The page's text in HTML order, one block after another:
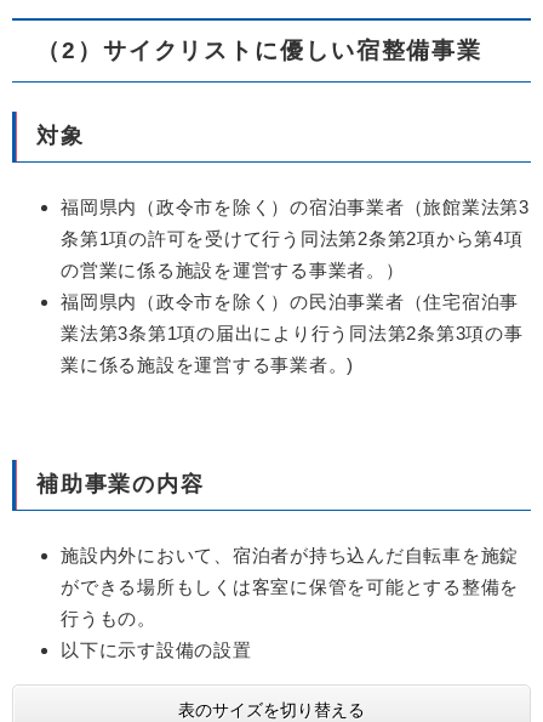
（2）サイクリストに優しい宿整備事業
対象
福岡県内（政令市を除く）の宿泊事業者（旅館業法第3
条第1項の許可を受けて行う同法第2条第2項から第4項
の営業に係る施設を運営する事業者。）
福岡県内（政令市を除く）の民泊事業者（住宅宿泊事
業法第3条第1項の届出により行う同法第2条第3項の事
業に係る施設を運営する事業者。)
補助事業の内容
施設内外において、宿泊者が持ち込んだ自転車を施錠
ができる場所もしくは客室に保管を可能とする整備を
行うもの。
以下に示す設備の設置
表のサイズを切り替える